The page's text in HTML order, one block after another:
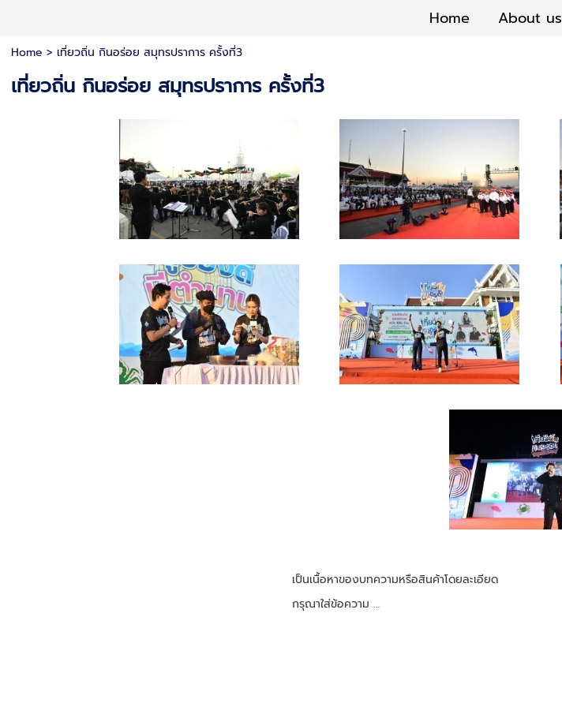
Home About us
Home > เที่ยวถิ่น กินอร่อย สมุทรปราการ ครั้งที่3
เที่ยวถิ่น กินอร่อย สมุทรปราการ ครั้งที่3
เป็นเนื้อหาของบทความหรือสินค้าโดยละเอียด
กรุณาใส่ข้อความ …